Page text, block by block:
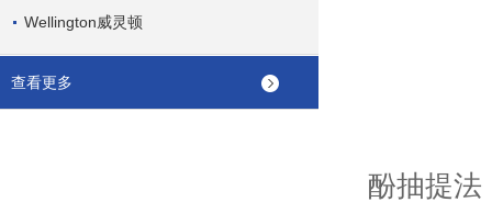
Wellington威灵顿
查看更多
酚抽提法